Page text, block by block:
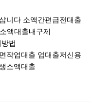
니다 소액간편급전대출
액대출내구제
법
작업대출 업대출저신용
소액대출